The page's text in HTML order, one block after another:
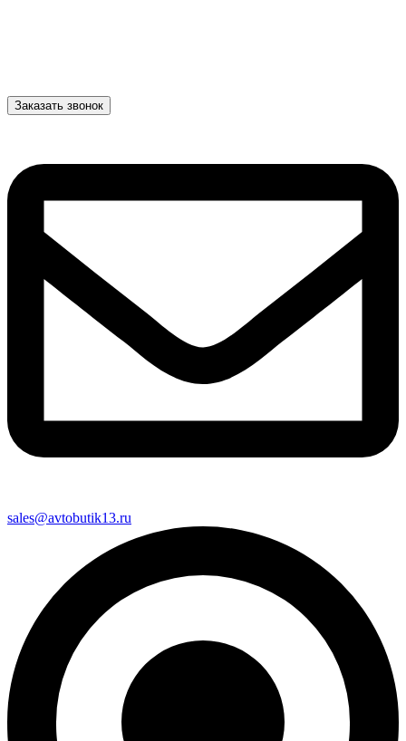
Заказать звонок
sales@avtobutik13.ru